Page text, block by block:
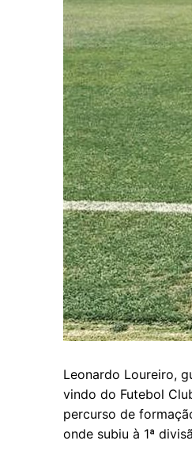
Leonardo Loureiro,
vindo do Futebol
percurso de
onde subiu à 1ª